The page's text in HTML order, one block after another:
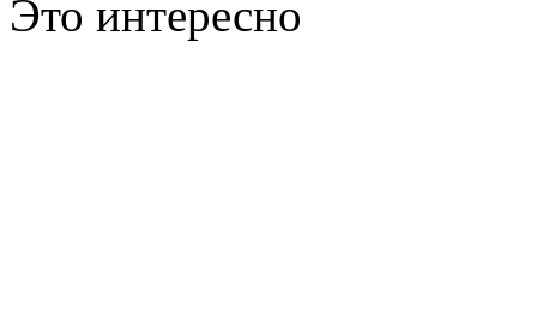
Это интересно